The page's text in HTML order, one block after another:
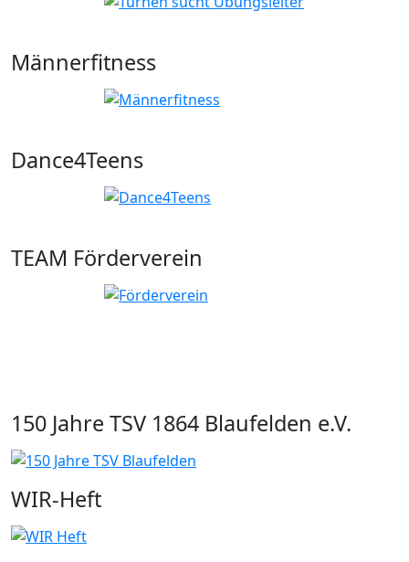
Männerfitness
Dance4Teens
TEAM Förderverein
150 Jahre TSV 1864 Blaufelden e.V.
WIR-Heft